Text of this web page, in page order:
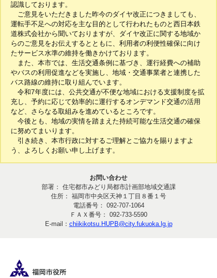
認識しております。
ご意見をいただきました昨今のダイヤ改正につきましても、
運転手不足への対応を主な目的として行われたものと西日本鉄
道株式会社から聞いておりますが、ダイヤ改正に関する地域か
らのご意見をお伝えするとともに、利用者の利便性確保に向け
たサービス水準の維持を働きかけております。
また、本市では、生活交通条例に基づき、運行経費への補助
やバスの利用促進などを実施し、地域・交通事業者と連携した
バス路線の維持に取り組んでいます。
令和7年度には、公共交通が不便な地域における支援制度を拡
充し、予約に応じて効率的に運行するオンデマンド交通の活用
など、さらなる取組みを進めているところです。
今後とも、地域の実情を踏まえた持続可能な生活交通の確保
に努めてまいります。
引き続き、本市行政に対するご理解とご協力を賜りますよ
う、よろしくお願い申し上げます。
お問い合わせ
部署： 住宅都市みどり局都市計画部地域交通課
住所： 福岡市中央区天神１丁目８番１号
電話番号： 092-707-1064
ＦＡＸ番号： 092-733-5590
E-mail： chiikikotsu.HUPB@city.fukuoka.lg.jp